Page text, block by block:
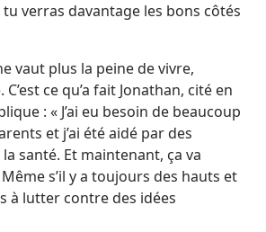
verras davantage les bons côtés
vaut plus la peine de vivre,
ce qu’a fait Jonathan, cité en
: « J’ai eu besoin de beaucoup
et j’ai été aidé par des
santé. Et maintenant, ça va
s’il y a toujours des hauts et
à lutter contre des idées